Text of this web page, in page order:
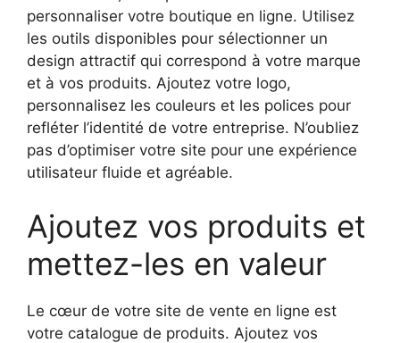
personnaliser votre boutique en ligne. Utilisez
les outils disponibles pour sélectionner un
design attractif qui correspond à votre marque
et à vos produits. Ajoutez votre logo,
personnalisez les couleurs et les polices pour
refléter l’identité de votre entreprise. N’oubliez
pas d’optimiser votre site pour une expérience
utilisateur fluide et agréable.
Ajoutez vos produits et
mettez-les en valeur
Le cœur de votre site de vente en ligne est
votre catalogue de produits. Ajoutez vos